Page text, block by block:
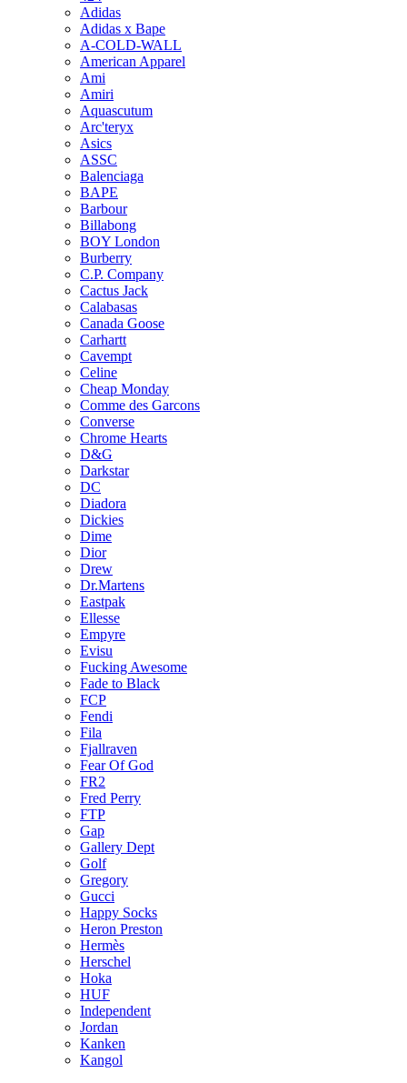
Adidas
Adidas x Bape
A-COLD-WALL
American Apparel
Ami
Amiri
Aquascutum
Arc'teryx
Asics
ASSC
Balenciaga
BAPE
Barbour
Billabong
BOY London
Burberry
C.P. Company
Cactus Jack
Calabasas
Canada Goose
Carhartt
Cavempt
Celine
Cheap Monday
Comme des Garcons
Converse
Chrome Hearts
D&G
Darkstar
DC
Diadora
Dickies
Dime
Dior
Drew
Dr.Martens
Eastpak
Ellesse
Empyre
Evisu
Fucking Awesome
Fade to Black
FCP
Fendi
Fila
Fjallraven
Fear Of God
FR2
Fred Perry
FTP
Gap
Gallery Dept
Golf
Gregory
Gucci
Happy Socks
Heron Preston
Hermès
Hersсhel
Hoka
HUF
Independent
Jordan
Kanken
Kangol